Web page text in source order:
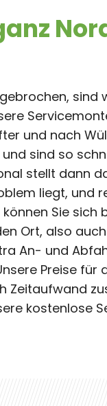
sind
und nach
und sind so
stellt dann
liegt, und
Sie sich
Ort, also
An- und
Preise für
Zeitaufwand
kostenlose